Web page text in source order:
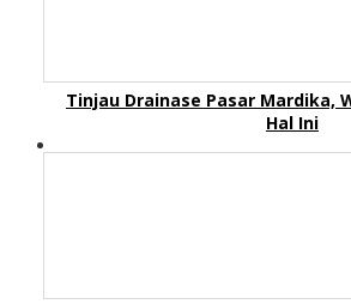
Tinjau Drainase Pasar Mardika,
Hal Ini